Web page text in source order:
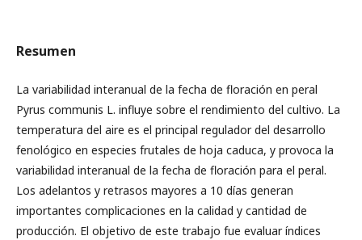
Resumen
La variabilidad interanual de la fecha de floración en peral
Pyrus communis L. influye sobre el rendimiento del cultivo. La
temperatura del aire es el principal regulador del desarrollo
fenológico en especies frutales de hoja caduca, y provoca la
variabilidad interanual de la fecha de floración para el peral.
Los adelantos y retrasos mayores a 10 días generan
importantes complicaciones en la calidad y cantidad de
producción. El objetivo de este trabajo fue evaluar índices